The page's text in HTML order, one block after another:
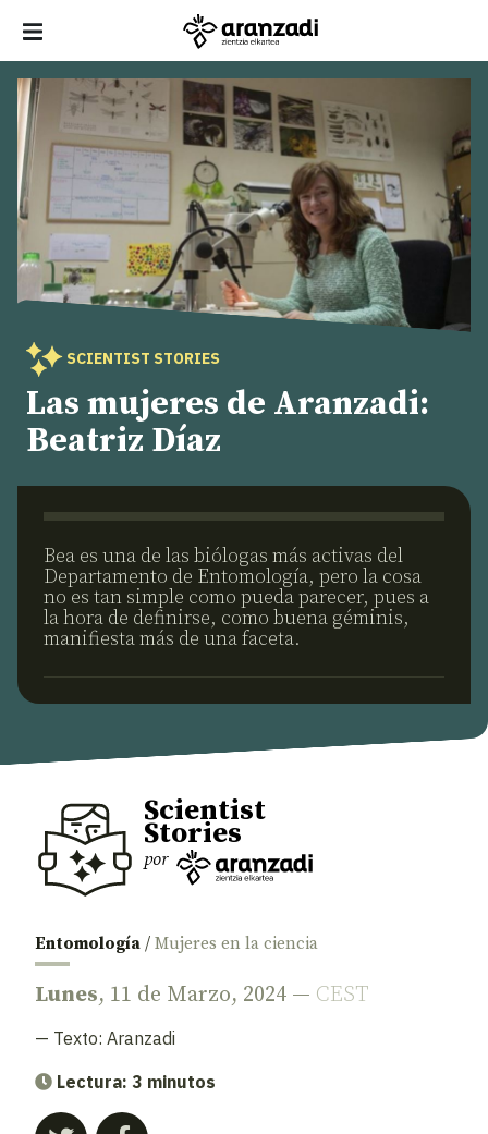
SCIENTIST STORIES
Las mujeres de Aranzadi:
Beatriz Díaz
Bea es una de las biólogas más activas del
Departamento de Entomología, pero la cosa
no es tan simple como pueda parecer, pues a
la hora de definirse, como buena géminis,
manifiesta más de una faceta.
Scientist
Stories
por
Entomología / Mujeres en la ciencia
Lunes, 11 de Marzo, 2024 — CEST
— Texto: Aranzadi
Lectura: 3 minutos